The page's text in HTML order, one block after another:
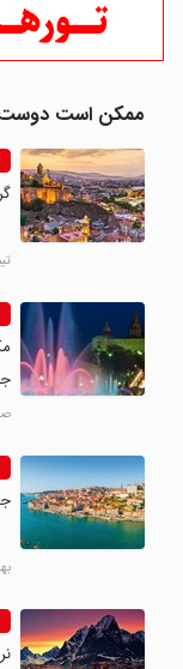
ممکن است دوست